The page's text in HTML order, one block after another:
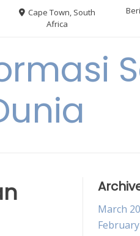
Cape Town, South
Africa
March